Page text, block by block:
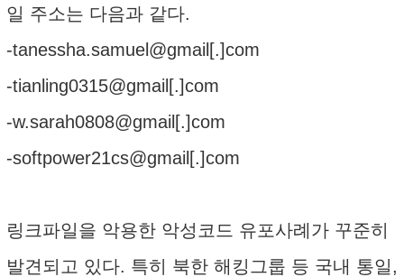
일 주소는 다음과 같다.
-tanessha.samuel@gmail[.]com
-tianling0315@gmail[.]com
-w.sarah0808@gmail[.]com
-softpower21cs@gmail[.]com
링크파일을 악용한 악성코드 유포사례가 꾸준히
발견되고 있다. 특히 북한 해킹그룹 등 국내 통일,